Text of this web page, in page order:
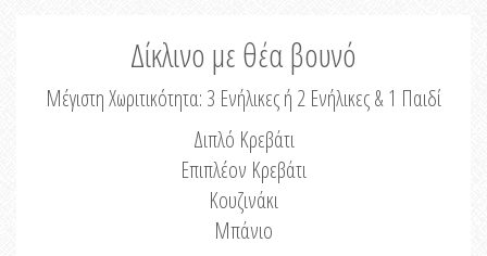
Δίκλινο με θέα βουνό
Μέγιστη Χωριτικότητα: 3 Ενήλικες ή 2 Ενήλικες & 1 Παιδί
Διπλό Κρεβάτι
Επιπλέον Κρεβάτι
Κουζινάκι
Μπάνιο